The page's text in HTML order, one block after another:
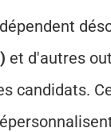
et d'autres
candidats.